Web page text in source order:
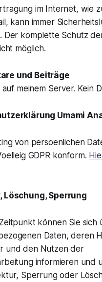
im Internet, wie
kann immer
Der komplette Schutz
möglich.
und Beiträge
meinem Server. Kein
Umami
von persoenlichen
GDPR konform.
Löschung, Sperrung
können Sie sich
Daten, deren
und den Nutzen der
informieren und
Sperrung oder